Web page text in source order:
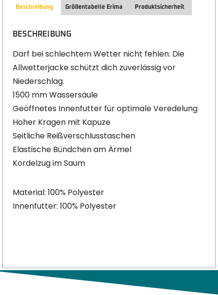
Beschreibung Größentabelle Erima Produktsicherheit
BESCHREIBUNG
Darf bei schlechtem Wetter nicht fehlen: Die
Allwetterjacke schützt dich zuverlässig vor
Niederschlag.
1500 mm Wassersäule
Geöffnetes Innenfutter für optimale Veredelung
Hoher Kragen mit Kapuze
Seitliche Reißverschlusstaschen
Elastische Bündchen am Ärmel
Kordelzug im Saum
Material: 100% Polyester
Innenfutter: 100% Polyester